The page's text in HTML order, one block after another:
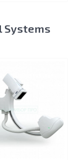
Systems